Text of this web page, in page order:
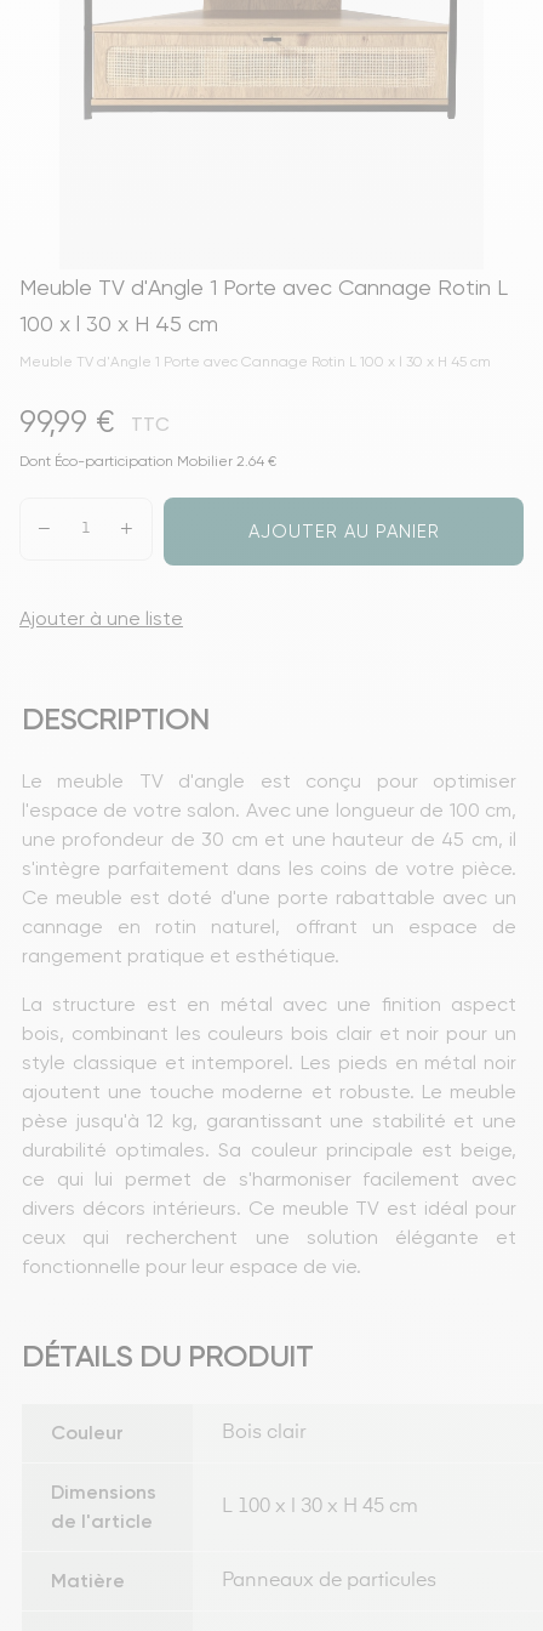
Meuble TV d'Angle 1 Porte avec Cannage Rotin L
100 x l 30 x H 45 cm
Meuble TV d'Angle 1 Porte avec Cannage Rotin L 100 x l 30 x H 45 cm
99,99 € TTC
Dont Éco-participation Mobilier 2.64 €
AJOUTER AU PANIER
Ajouter à une liste
DESCRIPTION
Le meuble TV d'angle est conçu pour optimiser
l'espace de votre salon. Avec une longueur de 100 cm,
une profondeur de 30 cm et une hauteur de 45 cm, il
s'intègre parfaitement dans les coins de votre pièce.
Ce meuble est doté d'une porte rabattable avec un
cannage en rotin naturel, offrant un espace de
rangement pratique et esthétique.
La structure est en métal avec une finition aspect
bois, combinant les couleurs bois clair et noir pour un
style classique et intemporel. Les pieds en métal noir
ajoutent une touche moderne et robuste. Le meuble
pèse jusqu'à 12 kg, garantissant une stabilité et une
durabilité optimales. Sa couleur principale est beige,
ce qui lui permet de s'harmoniser facilement avec
divers décors intérieurs. Ce meuble TV est idéal pour
ceux qui recherchent une solution élégante et
fonctionnelle pour leur espace de vie.
DÉTAILS DU PRODUIT
Couleur Bois clair
Dimensions
de l'article
L 100 x l 30 x H 45 cm
Matière Panneaux de particules